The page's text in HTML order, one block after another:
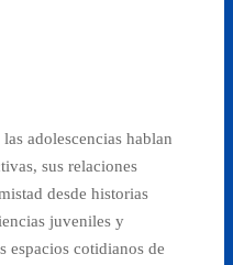
adolescencias hablan
sus relaciones
desde historias
juveniles y
espacios cotidianos de